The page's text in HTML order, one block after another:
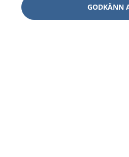
GODKÄNN